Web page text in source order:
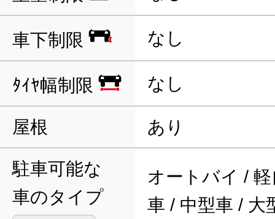
車下制限 なし
ﾀｲﾔ幅制限 なし
屋根 あり
駐車可能な
車のタイプ
オートバイ /
車 / 中型車 / 大